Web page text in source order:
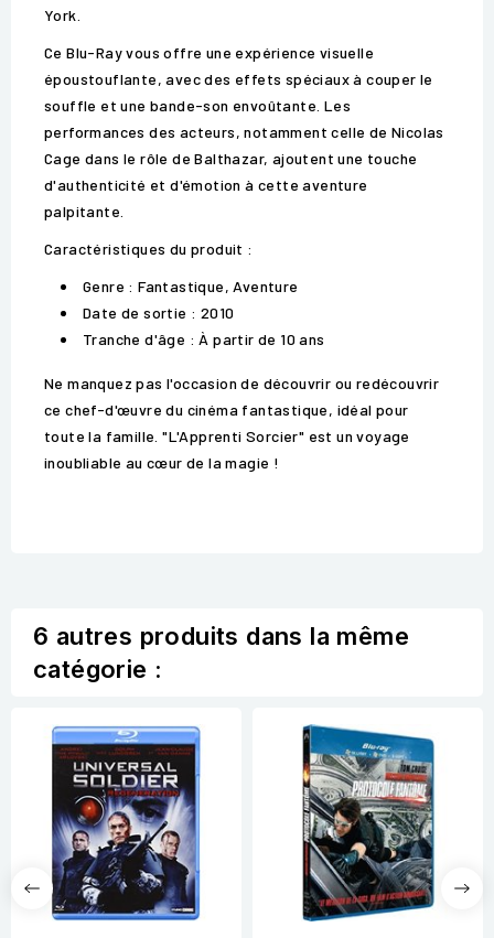
York.
Ce Blu-Ray vous offre une expérience visuelle
époustouflante, avec des effets spéciaux à couper le
souffle et une bande-son envoûtante. Les
performances des acteurs, notamment celle de Nicolas
Cage dans le rôle de Balthazar, ajoutent une touche
d'authenticité et d'émotion à cette aventure
palpitante.
Caractéristiques du produit :
Genre : Fantastique, Aventure
Date de sortie : 2010
Tranche d'âge : À partir de 10 ans
Ne manquez pas l'occasion de découvrir ou redécouvrir
ce chef-d'œuvre du cinéma fantastique, idéal pour
toute la famille. "L'Apprenti Sorcier" est un voyage
inoubliable au cœur de la magie !
6 autres produits dans la même
catégorie :